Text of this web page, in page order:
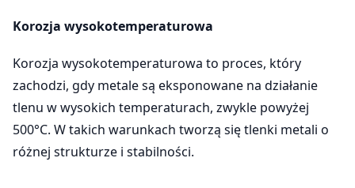
Korozja wysokotemperaturowa
Korozja wysokotemperaturowa to proces, który
zachodzi, gdy metale są eksponowane na działanie
tlenu w wysokich temperaturach, zwykle powyżej
500°C. W takich warunkach tworzą się tlenki metali o
różnej strukturze i stabilności.